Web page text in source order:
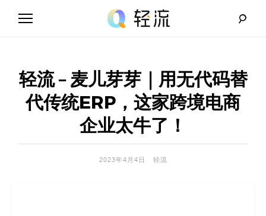
流
_
I
轻流 – 麦儿芽芽｜用无代码替
代传统ERP，这家跨境电商
企业太牛了！
2023年4月4日 轻流